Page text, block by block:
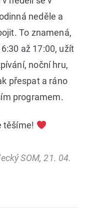
neděle a
To znamená,
až 17:00, užít
noční hru,
přespat a ráno
programem.
těšíme!
SOM, 21. 04.